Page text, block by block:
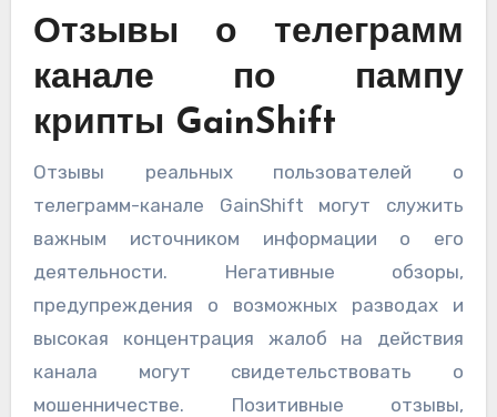
Отзывы о телеграмм
канале по пампу
крипты GainShift
Отзывы реальных пользователей о
телеграмм-канале GainShift могут служить
важным источником информации о его
деятельности. Негативные обзоры,
предупреждения о возможных разводах и
высокая концентрация жалоб на действия
канала могут свидетельствовать о
мошенничестве. Позитивные отзывы,